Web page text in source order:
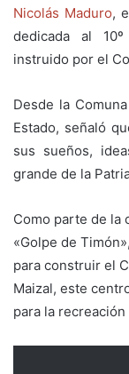
Nicolás Maduro,
dedicada al
instruido por el
Desde la
Estado, señaló
sus sueños,
grande de la
Como parte de la
«Golpe de
para construir el
Maizal, este
para la